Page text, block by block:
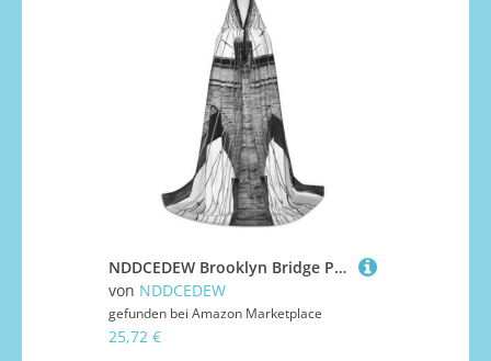
NDDCEDEW Brooklyn Bridge Print Kapuzenumhang für Jugendliche Bodenlang Kapuzenumhang
von NDDCEDEW
gefunden bei Amazon Marketplace
25,72 €